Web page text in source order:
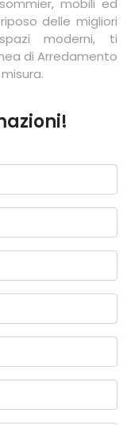
mobili ed
delle migliori
moderni, ti
di Arredamento